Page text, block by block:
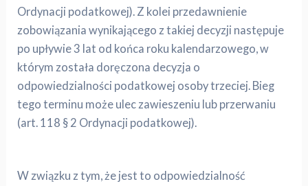
Ordynacji podatkowej). Z kolei przedawnienie
zobowiązania wynikającego z takiej decyzji następuje
po upływie 3 lat od końca roku kalendarzowego, w
którym została doręczona decyzja o
odpowiedzialności podatkowej osoby trzeciej. Bieg
tego terminu może ulec zawieszeniu lub przerwaniu
(art. 118 § 2 Ordynacji podatkowej).
W związku z tym, że jest to odpowiedzialność